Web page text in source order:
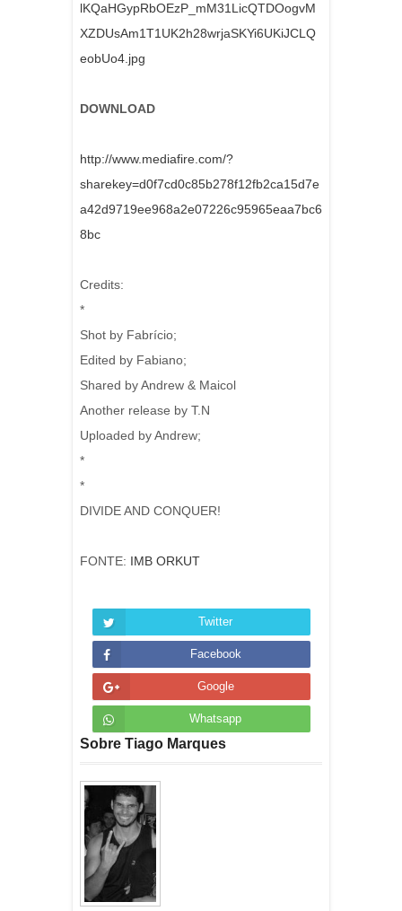
lKQaHGypRbOEzP_mM31LicQTDOogvM
XZDUsAm1T1UK2h28wrjaSKYi6UKiJCLQ
eobUo4.jpg
DOWNLOAD
http://www.mediafire.com/?
sharekey=d0f7cd0c85b278f12fb2ca15d7e
a42d9719ee968a2e07226c95965eaa7bc6
8bc
Credits:
*
Shot by Fabrício;
Edited by Fabiano;
Shared by Andrew & Maicol
Another release by T.N
Uploaded by Andrew;
*
*
DIVIDE AND CONQUER!
FONTE: IMB ORKUT
Twitter
Facebook
Google
Whatsapp
Sobre Tiago Marques